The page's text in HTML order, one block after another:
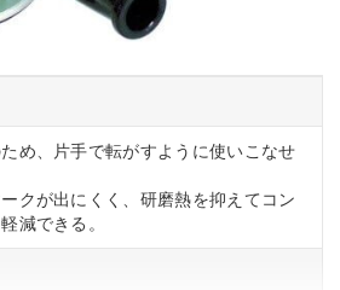
め、片手で転がすように使いこなせ
クが出にくく、研磨熱を抑えてコン
減できる。